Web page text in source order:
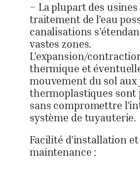
– La plupart des usines
traitement de l’eau
canalisations
vastes zones.
L’expansion/
thermique et
mouvement du sol
thermoplastiques sont
sans compromettre
système de tuyauterie.
Facilité d’installation et
maintenance :